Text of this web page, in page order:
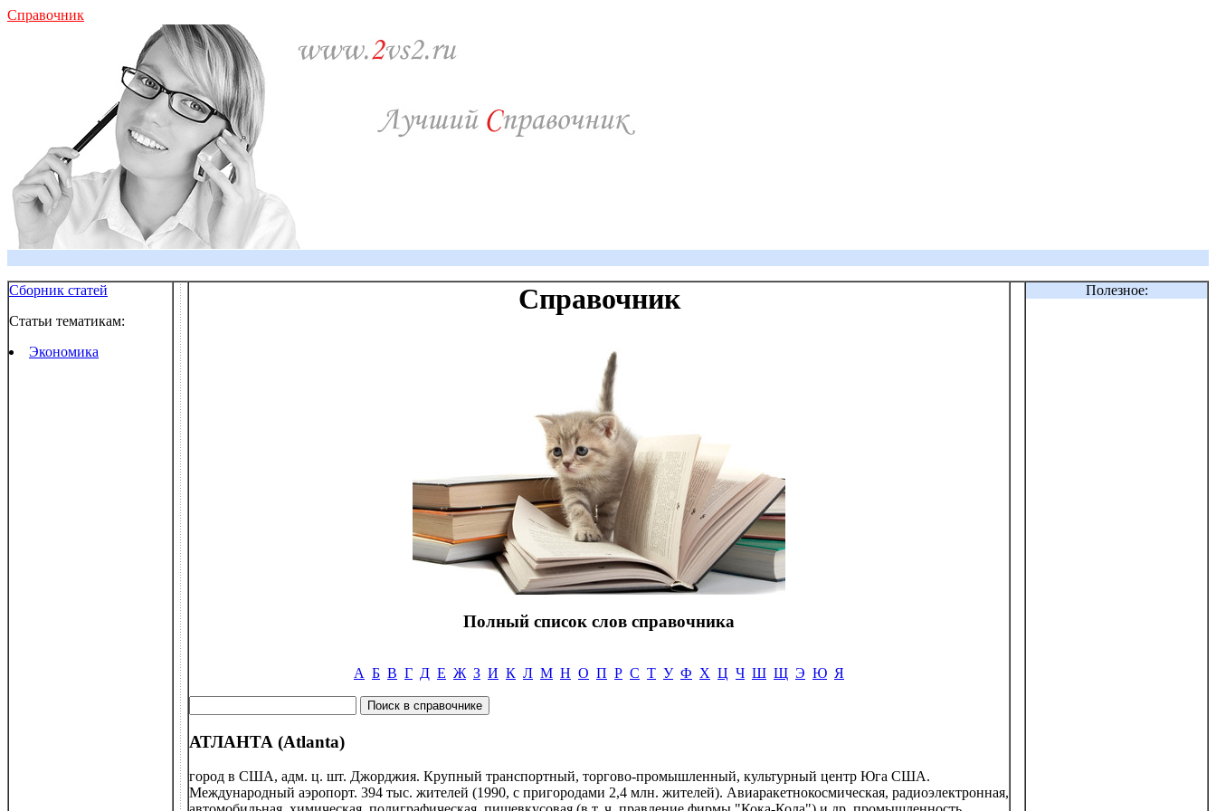
Справочник
Сборник статей
Статьи тематикам:
Экономика
Справочник
Полный список слов справочника
А Б В Г Д Е Ж З И К Л М Н О П Р С Т У Ф Х Ц Ч Ш Щ Э Ю Я
АТЛАНТА (Atlanta)
город в США, адм. ц. шт. Джорджия. Крупный транспортный, торгово-промышленный, культурный центр Юга США.
Международный аэропорт. 394 тыс. жителей (1990, с пригородами 2,4 млн. жителей). Авиаракетнокосмическая, радиоэлектронная,
Полезное: